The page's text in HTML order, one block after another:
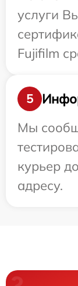
услуги
Fujifilm
5
Мы
курьер
адресу.